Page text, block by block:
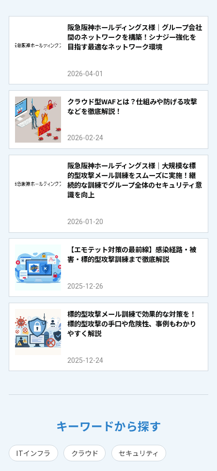
阪急阪神ホールディングス様｜グループ会社
間のネットワークを構築！シナジー強化を
目指す最適なネットワーク環境
2026-04-01
クラウド型WAFとは？仕組みや防げる攻撃
などを徹底解説！
2026-02-24
阪急阪神ホールディングス様｜大規模な標
的型攻撃メール訓練をスムーズに実施！継
続的な訓練でグループ全体のセキュリティ意
識を向上
2026-01-20
【エモテット対策の最前線】感染経路・被
害・標的型攻撃訓練まで徹底解説
2025-12-26
標的型攻撃メール訓練で効果的な対策を！
標的型攻撃の手口や危険性、事例もわかり
やすく解説
2025-12-24
キーワードから探す
ITインフラ クラウド セキュリティ